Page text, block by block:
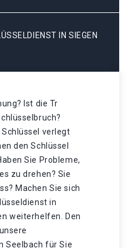
IN SIEGEN
Ist die Tr
verlegt
den Schlüssel
Sie Probleme,
zu drehen? Sie
Machen Sie sich
in
weiterhelfen. Den
Seelbach für Sie